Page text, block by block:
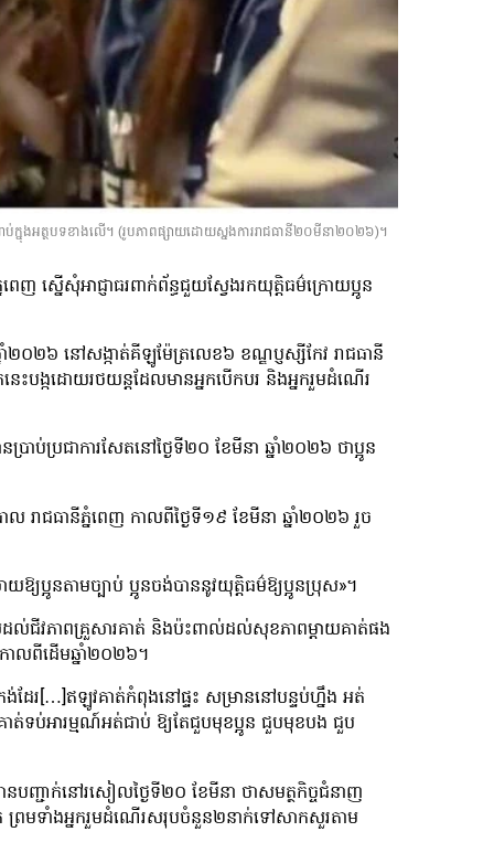
ក្នុងអត្ថបទខាងលើ។ (រូ​បភាពផ្សាយដោយស្នងការរាជធានី២០មីនា២០២៦)។
ញ ស្នើសុំអាជ្ញាធរពាក់ព័ន្ធជួយស្វែងរកយុត្តិធម៌ក្រោយប្អូន
២០២៦ នៅសង្កាត់គីឡូម៉ែត្រលេខ៦ ខណ្ឌប្ញស្សីកែវ រាជធានី
េះបង្កដោយរថយន្តដែលមានអ្នកបើកបរ និងអ្នករួមដំណើរ
ាប់ប្រជាការសែតនៅថ្ងៃទី២០ ខែមីនា ឆ្នាំ២០២៦ ថាប្អូន
រាជធានីភ្នំពេញ កាលពីថ្ងៃទី១៩ ខែមីនា ឆ្នាំ២០២៦ រួច
អូនតាមច្បាប់ ប្អូនចង់បាននូវយុត្តិធម៌ឱ្យប្អូនប្រុស»។
ដល់ជីវភាពគ្រួសារគាត់ និងប៉ះពាល់ដល់សុខភាពម្ដាយគាត់ផង
ាលពីដើមឆ្នាំ២០២៦។
ែរ[…]ឥឡូវគាត់កំពុងនៅផ្ទះ សម្រាននៅបន្ទប់ហ្នឹង អត់
ត់ទប់អារម្មណ៍អត់ជាប់ ឱ្យតែជួបមុខប្អូន ជួបមុខបង ជួប
នបញ្ជាក់នៅរសៀលថ្ងៃទី២០ ខែមីនា ថាសមត្ថកិច្ចជំនាញ
ក់ ព្រមទាំងអ្នករួមដំណើរសរុបចំនួន២នាក់ទៅសាកសួរតាម